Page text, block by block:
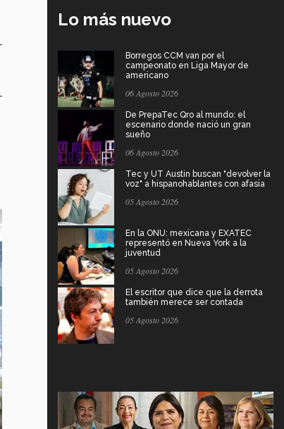
Lo más nuevo
Borregos CCM van por el
campeonato en Liga Mayor de
americano
06 Agosto 2026
De PrepaTec Qro al mundo: el
escenario donde nació un gran
sueño
06 Agosto 2026
Tec y UT Austin buscan "devolver la
voz" a hispanohablantes con afasia
05 Agosto 2026
En la ONU: mexicana y EXATEC
representó en Nueva York a la
juventud
05 Agosto 2026
El escritor que dice que la derrota
también merece ser contada
05 Agosto 2026